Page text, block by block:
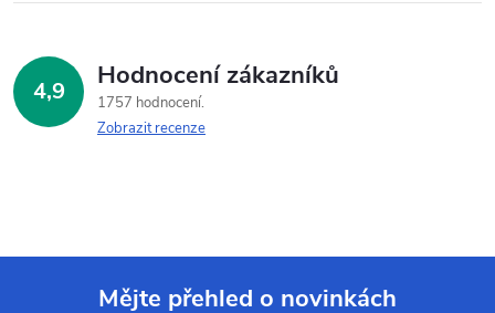
4,9 Hodnocení zákazníků
1757 hodnocení
Zobrazit recenze
Mějte přehled o novinkách